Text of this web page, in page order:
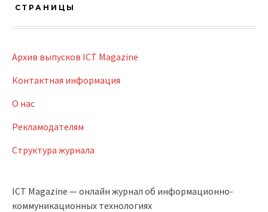
СТРАНИЦЫ
Архив выпусков ICT Magazine
Контактная информация
О нас
Рекламодателям
Структура журнала
ICT Magazine — онлайн журнал об информационно-
коммуникационных технологиях